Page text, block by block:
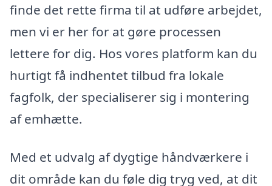
finde det rette firma til at udføre arbejdet,
men vi er her for at gøre processen
lettere for dig. Hos vores platform kan du
hurtigt få indhentet tilbud fra lokale
fagfolk, der specialiserer sig i montering
af emhætte.
Med et udvalg af dygtige håndværkere i
dit område kan du føle dig tryg ved, at dit